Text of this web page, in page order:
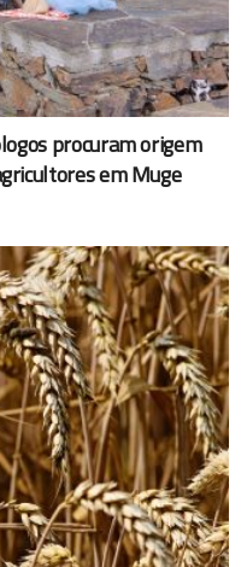
procuram origem
em Muge